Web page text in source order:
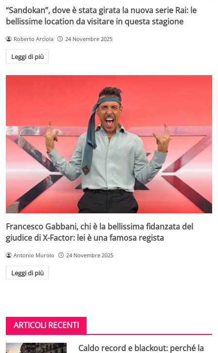
“Sandokan”, dove è stata girata la nuova serie Rai: le
bellissime location da visitare in questa stagione
Roberto Arciola 24 Novembre 2025
Leggi di più
Francesco Gabbani, chi è la bellissima fidanzata del
giudice di X-Factor: lei è una famosa regista
Antonio Murolo 24 Novembre 2025
Leggi di più
ARTICOLI RECENTI
Caldo record e blackout: perché la